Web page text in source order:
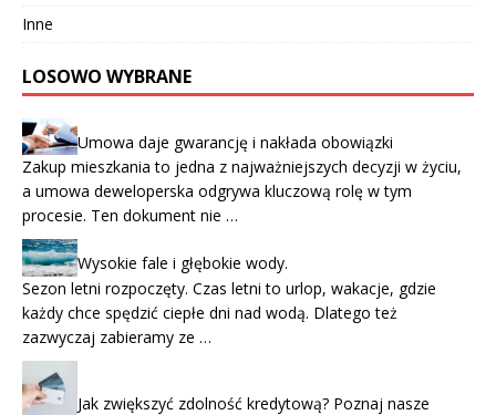
Inne
LOSOWO WYBRANE
Umowa daje gwarancję i nakłada obowiązki
Zakup mieszkania to jedna z najważniejszych decyzji w życiu,
a umowa deweloperska odgrywa kluczową rolę w tym
procesie. Ten dokument nie …
Wysokie fale i głębokie wody.
Sezon letni rozpoczęty. Czas letni to urlop, wakacje, gdzie
każdy chce spędzić ciepłe dni nad wodą. Dlatego też
zazwyczaj zabieramy ze …
Jak zwiększyć zdolność kredytową? Poznaj nasze